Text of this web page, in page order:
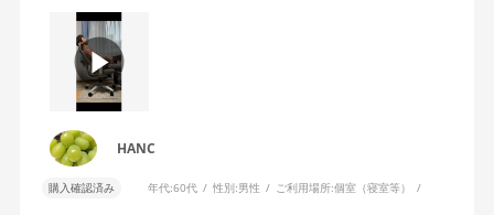
HANC
購入確認済み 年代:60代 性別:男性 ご利用場所:個室（寝室等）